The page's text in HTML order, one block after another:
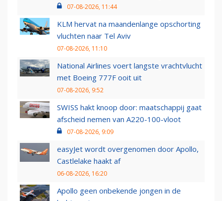
07-08-2026, 11:44
KLM hervat na maandenlange opschorting
vluchten naar Tel Aviv
07-08-2026, 11:10
National Airlines voert langste vrachtvlucht
met Boeing 777F ooit uit
07-08-2026, 9:52
SWISS hakt knoop door: maatschappij gaat
afscheid nemen van A220-100-vloot
07-08-2026, 9:09
easyJet wordt overgenomen door Apollo,
Castlelake haakt af
06-08-2026, 16:20
Apollo geen onbekende jongen in de